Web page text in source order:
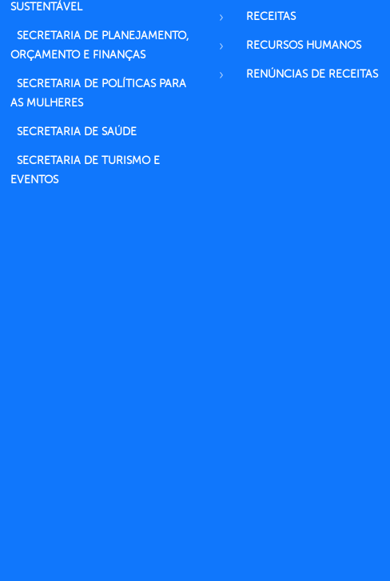
SUSTENTÁVEL
SECRETARIA DE PLANEJAMENTO,
ORÇAMENTO E FINANÇAS
SECRETARIA DE POLÍTICAS PARA
AS MULHERES
SECRETARIA DE SAÚDE
SECRETARIA DE TURISMO E
EVENTOS
RECEITAS
RECURSOS HUMANOS
RENÚNCIAS DE RECEITAS